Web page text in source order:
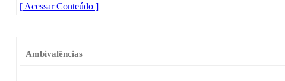
[ Acessar Conteúdo ]
Ambivalências